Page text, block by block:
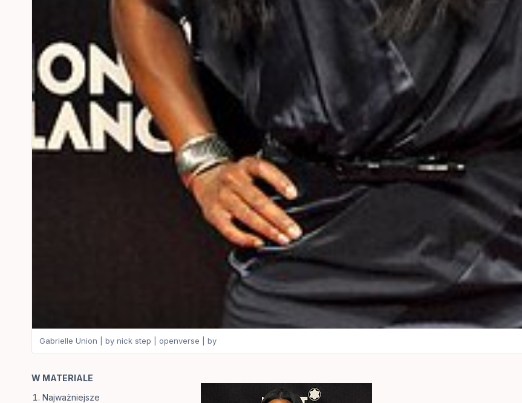
Gabrielle Union | by nick step | openverse | by
W MATERIALE
Najważniejsze